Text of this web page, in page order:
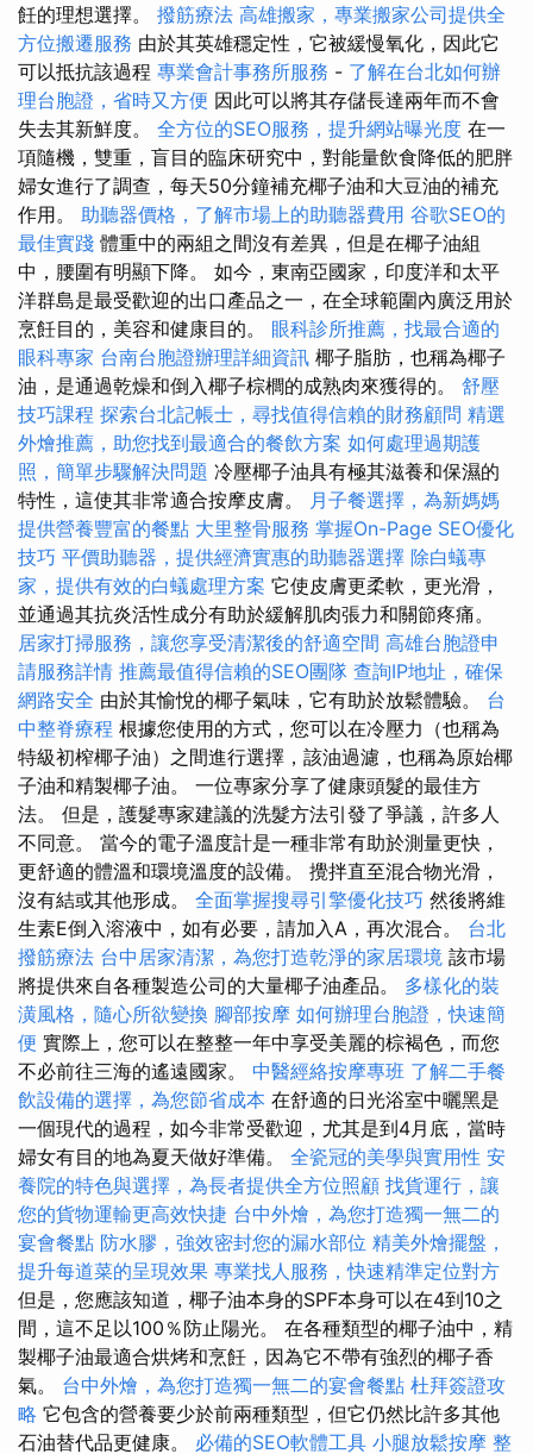
飪的理想選擇。 撥筋療法 高雄搬家，專業搬家公司提供全
方位搬遷服務 由於其英雄穩定性，它被緩慢氧化，因此它
可以抵抗該過程 專業會計事務所服務 - 了解在台北如何辦
理台胞證，省時又方便 因此可以將其存儲長達兩年而不會
失去其新鮮度。 全方位的SEO服務，提升網站曝光度 在一
項隨機，雙重，盲目的臨床研究中，對能量飲食降低的肥胖
婦女進行了調查，每天50分鐘補充椰子油和大豆油的補充
作用。 助聽器價格，了解市場上的助聽器費用 谷歌SEO的
最佳實踐 體重中的兩組之間沒有差異，但是在椰子油組
中，腰圍有明顯下降。 如今，東南亞國家，印度洋和太平
洋群島是最受歡迎的出口產品之一，在全球範圍內廣泛用於
烹飪目的，美容和健康目的。 眼科診所推薦，找最合適的
眼科專家 台南台胞證辦理詳細資訊 椰子脂肪，也稱為椰子
油，是通過乾燥和倒入椰子棕櫚的成熟肉來獲得的。 舒壓
技巧課程 探索台北記帳士，尋找值得信賴的財務顧問 精選
外燴推薦，助您找到最適合的餐飲方案 如何處理過期護
照，簡單步驟解決問題 冷壓椰子油具有極其滋養和保濕的
特性，這使其非常適合按摩皮膚。
月子餐選擇，為新媽媽
提供營養豐富的餐點 大里整骨服務 掌握On-Page SEO優化
技巧 平價助聽器，提供經濟實惠的助聽器選擇 除白蟻專
家，提供有效的白蟻處理方案 它使皮膚更柔軟，更光滑，
並通過其抗炎活性成分有助於緩解肌肉張力和關節疼痛。
居家打掃服務，讓您享受清潔後的舒適空間 高雄台胞證申
請服務詳情 推薦最值得信賴的SEO團隊 查詢IP地址，確保
網路安全 由於其愉悅的椰子氣味，它有助於放鬆體驗。 台
中整脊療程 根據您使用的方式，您可以在冷壓力（也稱為
特級初榨椰子油）之間進行選擇，該油過濾，也稱為原始椰
子油和精製椰子油。 一位專家分享了健康頭髮的最佳方
法。 但是，護髮專家建議的洗髮方法引發了爭議，許多人
不同意。 當今的電子溫度計是一種非常有助於測量更快，
更舒適的體溫和環境溫度的設備。 攪拌直至混合物光滑，
沒有結或其他形成。 全面掌握搜尋引擎優化技巧 然後將維
生素E倒入溶液中，如有必要，請加入A，再次混合。 台北
撥筋療法 台中居家清潔，為您打造乾淨的家居環境 該市場
將提供來自各種製造公司的大量椰子油產品。 多樣化的裝
潢風格，隨心所欲變換 腳部按摩 如何辦理台胞證，快速簡
便 實際上，您可以在整整一年中享受美麗的棕褐色，而您
不必前往三海的遙遠國家。 中醫經絡按摩專班 了解二手餐
飲設備的選擇，為您節省成本 在舒適的日光浴室中曬黑是
一個現代的過程，如今非常受歡迎，尤其是到4月底，當時
婦女有目的地為夏天做好準備。 全瓷冠的美學與實用性 安
養院的特色與選擇，為長者提供全方位照顧 找貨運行，讓
您的貨物運輸更高效快捷 台中外燴，為您打造獨一無二的
宴會餐點 防水膠，強效密封您的漏水部位 精美外燴擺盤，
提升每道菜的呈現效果 專業找人服務，快速精準定位對方
但是，您應該知道，椰子油本身的SPF本身可以在4到10之
間，這不足以100％防止陽光。 在各種類型的椰子油中，精
製椰子油最適合烘烤和烹飪，因為它不帶有強烈的椰子香
氣。 台中外燴，為您打造獨一無二的宴會餐點 杜拜簽證攻
略 它包含的營養要少於前兩種類型，但它仍然比許多其他
石油替代品更健康。 必備的SEO軟體工具 小腿放鬆按摩 整